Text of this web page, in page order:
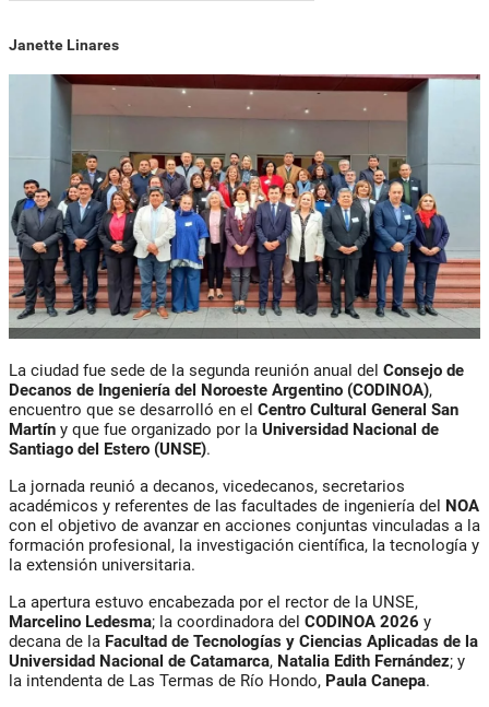
Janette Linares
La ciudad fue sede de la segunda reunión anual del Consejo de
Decanos de Ingeniería del Noroeste Argentino (CODINOA),
encuentro que se desarrolló en el Centro Cultural General San
Martín y que fue organizado por la Universidad Nacional de
Santiago del Estero (UNSE).
La jornada reunió a decanos, vicedecanos, secretarios
académicos y referentes de las facultades de ingeniería del NOA
con el objetivo de avanzar en acciones conjuntas vinculadas a la
formación profesional, la investigación científica, la tecnología y
la extensión universitaria.
La apertura estuvo encabezada por el rector de la UNSE,
Marcelino Ledesma; la coordinadora del CODINOA 2026 y
decana de la Facultad de Tecnologías y Ciencias Aplicadas de la
Universidad Nacional de Catamarca, Natalia Edith Fernández; y
la intendenta de Las Termas de Río Hondo, Paula Canepa.